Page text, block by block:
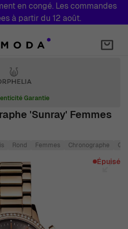
en congé. Les commandes
à partir du 12 août.
'Sunray' Femmes
Garantie
Rond Femmes Chronographe
Épuisé